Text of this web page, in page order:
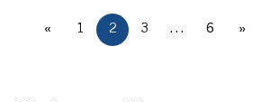
« 1 2 3 … 6 »